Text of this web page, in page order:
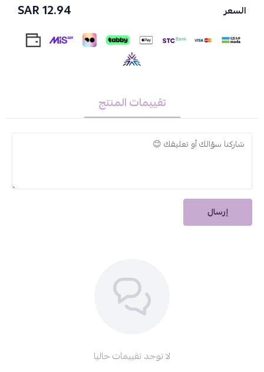
ليضمن حماية مستمرة طوال اليوم.
معجون أسنان سيجنال وايت كومبليت 8 – الحل
الأمثل لحماية كاملة وطويلة الأمد.
السعر 12.94 SAR
تقييمات المنتج
إرسال
لا توجد تقييمات حاليا